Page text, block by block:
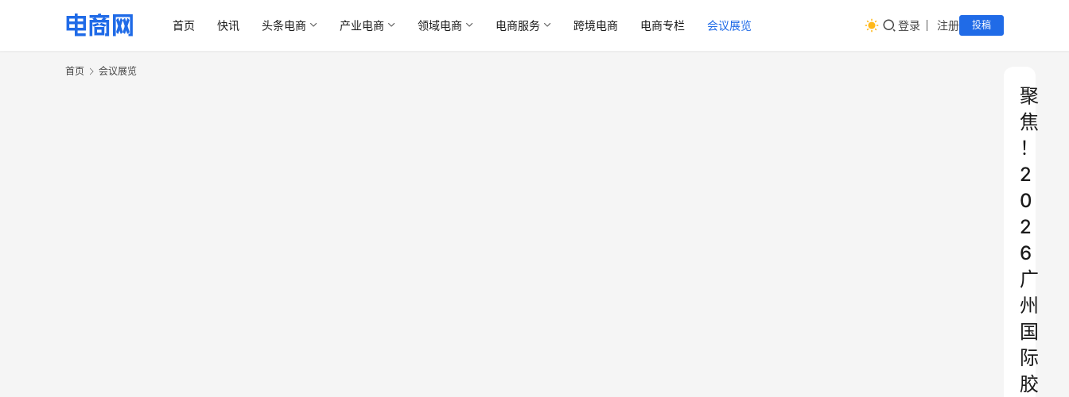
首页 快讯 头条电商 产业电商 领域电商 电商服务 跨境电商 电商专栏 会议展览 登录 注册 投稿
首页 会议展览
聚
焦
！
2
0
2
6
广
州
国
际
胶